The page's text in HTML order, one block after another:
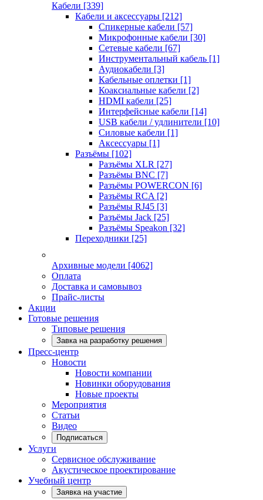
Кабели [339]
Кабели и аксессуары [212]
Спикерные кабели [57]
Микрофонные кабели [30]
Сетевые кабели [67]
Инструментальный кабель [1]
Аудиокабели [3]
Кабельные оплетки [1]
Коаксиальные кабели [2]
HDMI кабели [25]
Интерфейсные кабели [14]
USB кабели / удлинители [10]
Силовые кабели [1]
Аксессуары [1]
Разъёмы [102]
Разъёмы XLR [27]
Разъёмы BNC [7]
Разъёмы POWERCON [6]
Разъёмы RCA [2]
Разъёмы RJ45 [3]
Разъёмы Jack [25]
Разъёмы Speakon [32]
Переходники [25]
Архивные модели [4062]
Оплата
Доставка и самовывоз
Прайс-листы
Акции
Готовые решения
Типовые решения
Завка на разработку решения
Пресс-центр
Новости
Новости компании
Новинки оборудования
Новые проекты
Мероприятия
Статьи
Видео
Подписаться
Услуги
Сервисное обслуживание
Акустическое проектирование
Учебный центр
Заявка на участие